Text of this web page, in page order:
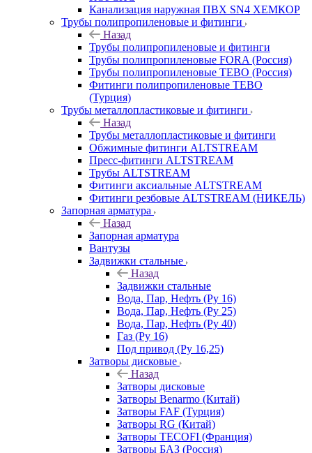
Канализация наружная ПВХ SN4 ХЕМКОР
Трубы полипропиленовые и фитинги
Назад
Трубы полипропиленовые и фитинги
Трубы полипропиленовые FORA (Россия)
Трубы полипропиленовые TEBO (Россия)
Фитинги полипропиленовые TEBO
(Турция)
Трубы металлопластиковые и фитинги
Назад
Трубы металлопластиковые и фитинги
Обжимные фитинги ALTSTREAM
Пресс-фитинги ALTSTREAM
Трубы ALTSTREAM
Фитинги аксиальные ALTSTREAM
Фитинги резбовые ALTSTREAM (НИКЕЛЬ)
Запорная арматура
Назад
Запорная арматура
Вантузы
Задвижки стальные
Назад
Задвижки стальные
Вода, Пар, Нефть (Ру 16)
Вода, Пар, Нефть (Ру 25)
Вода, Пар, Нефть (Ру 40)
Газ (Ру 16)
Под привод (Ру 16,25)
Затворы дисковые
Назад
Затворы дисковые
Затворы Benarmo (Китай)
Затворы FAF (Турция)
Затворы RG (Китай)
Затворы TECOFI (Франция)
Затворы БАЗ (Россия)